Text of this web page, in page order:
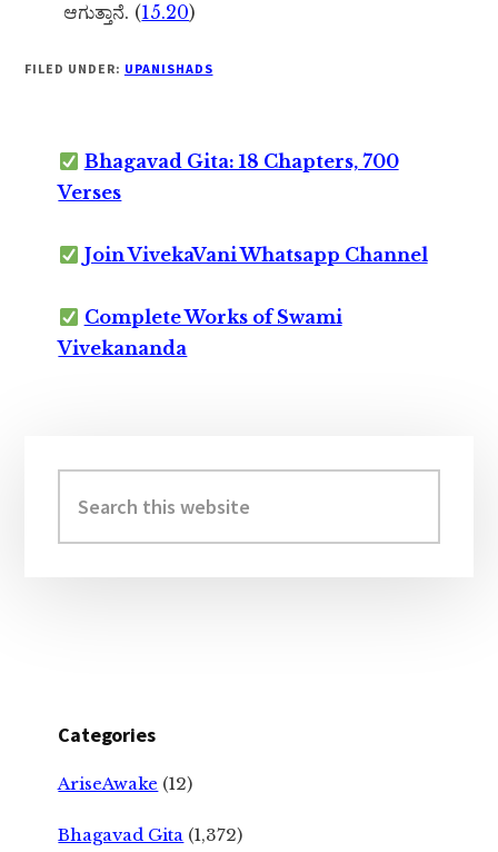
ಆಗುತ್ತಾನೆ. (15.20)
FILED UNDER: UPANISHADS
Bhagavad Gita: 18 Chapters, 700
Verses
Join VivekaVani Whatsapp Channel
Complete Works of Swami
Vivekananda
Sidebar
this
website
Categories
AriseAwake (12)
Bhagavad Gita (1,372)